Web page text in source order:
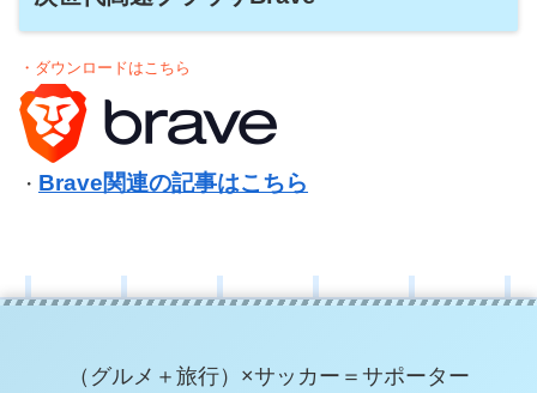
・ダウンロードはこちら
・ Brave関連の記事はこちら
（グルメ＋旅行）×サッカー＝サポーター